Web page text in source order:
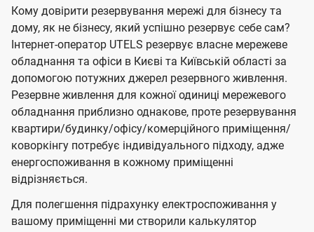
Кому довірити резервування мережі для бізнесу та
дому, як не бізнесу, який успішно резервує себе сам?
Інтернет-оператор UTELS резервує власне мережеве
обладнання та офіси в Києві та Київській області за
допомогою потужних джерел резервного живлення.
Резервне живлення для кожної одиниці мережевого
обладнання приблизно однакове, проте резервування
квартири/будинку/офісу/комерційного приміщення/
коворкінгу потребує індивідуального підходу, адже
енергоспоживання в кожному приміщенні
відрізняється.
Для полегшення підрахунку електроспоживання у
вашому приміщенні ми створили калькулятор